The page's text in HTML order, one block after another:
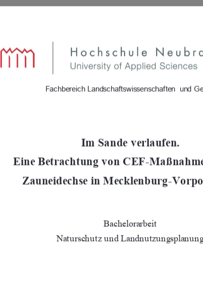
Fachbereich Landschaftswissenschaften  und
Im Sande verlaufen.
Eine Betrachtung von CEF-
Zauneidechse in Mecklenburg-
Bachelorarbeit
Naturschutz und